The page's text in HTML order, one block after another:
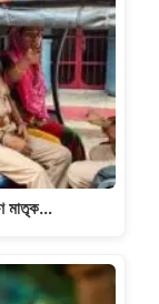
মাতৃক…